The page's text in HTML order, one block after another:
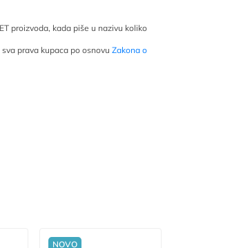
proizvoda, kada piše u nazivu koliko
prava kupaca po osnovu Zakona o
NOVO